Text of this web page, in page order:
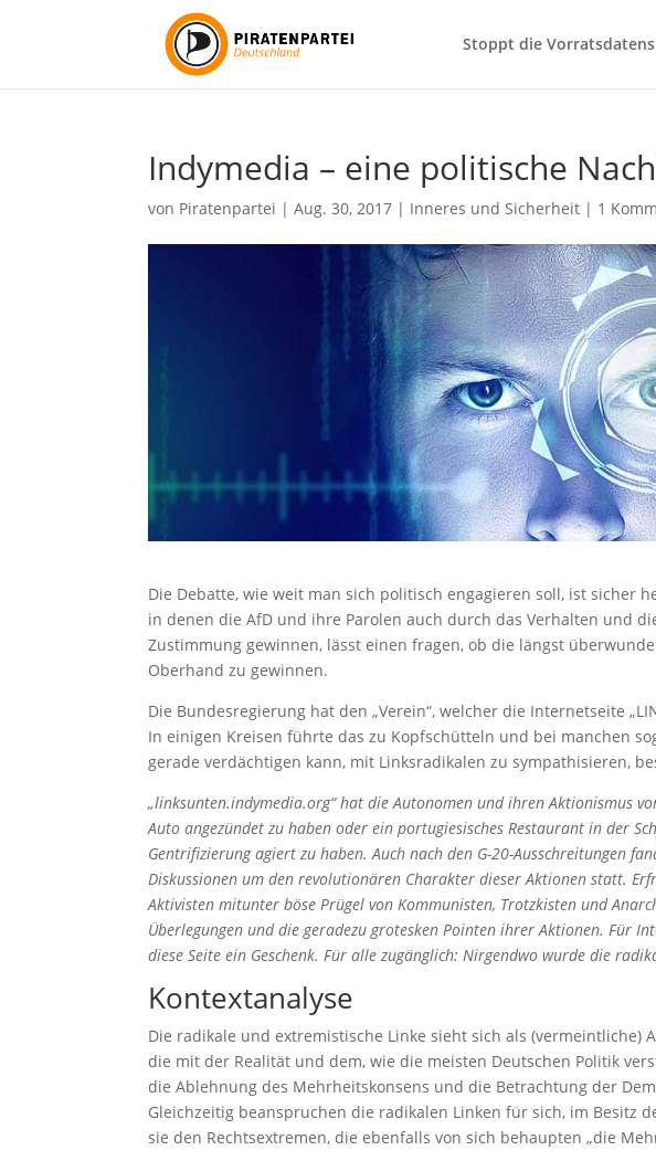
Stoppt die
Indymedia – eine politische
von Piratenpartei |Aug. 30, 2017 | Inneres und Sicherheit | 1
Die Debatte, wie weit man sich politisch engagieren soll, ist sicher
in denen die AfD und ihre Parolen auch durch das Verhalten und
Zustimmung gewinnen, lässt einen fragen, ob die längst
Oberhand zu gewinnen.
Die Bundesregierung hat den „Verein“, welcher die Internetseite
In einigen Kreisen führte das zu Kopfschütteln und bei manchen
gerade verdächtigen kann, mit Linksradikalen zu sympathisieren,
„linksunten.indymedia.org“ hat die Autonomen und ihren Aktionismus
Auto angezündet zu haben oder ein portugiesisches Restaurant in der
Gentrifizierung agiert zu haben. Auch nach den G-20-Ausschreitungen
Diskussionen um den revolutionären Charakter dieser Aktionen statt.
Aktivisten mitunter böse Prügel von Kommunisten, Trotzkisten und
Überlegungen und die geradezu grotesken Pointen ihrer Aktionen. Für
diese Seite ein Geschenk. Für alle zugänglich: Nirgendwo wurde die
Kontextanalyse
Die radikale und extremistische Linke sieht sich als (vermeintliche)
die mit der Realität und dem, wie die meisten Deutschen Politik
die Ablehnung des Mehrheitskonsens und die Betrachtung der
Gleichzeitig beanspruchen die radikalen Linken für sich, im Besitz
sie den Rechtsextremen, die ebenfalls von sich behaupten „die